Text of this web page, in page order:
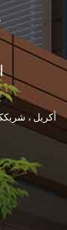
أكريل ،